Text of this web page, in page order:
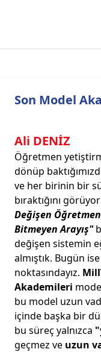
Son Model
Ali DENİZ
Öğretmen
dönüp
ve her birinin bir
bıraktığını
Değişen
Bitmeyen Arayış"
değişen sistemin
almıştık. Bugün
noktasındayız.
Akademileri
bu model uzun
içinde başka bir
bu süreç yalnızca
geçmez ve uzun